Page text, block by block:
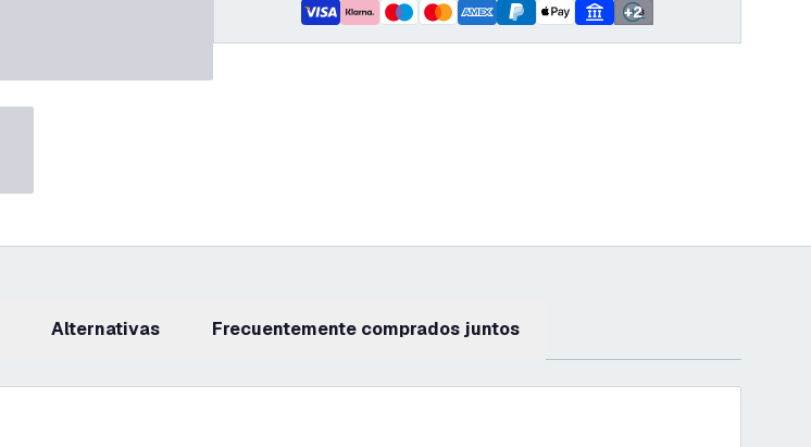
+2
Alternativas Frecuentemente comprados juntos